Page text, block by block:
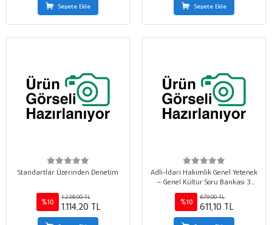
Sepete Ekle Sepete Ekle
Standartlar Üzerinden Denetim
%10
1.238,00 TL
1.114,20 TL
Adli-İdari Hakimlik Genel Yetenek
– Genel Kültür Soru Bankası 3.
baskı
%10
679,00 TL
611,10 TL